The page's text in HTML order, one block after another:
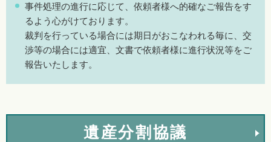
事件処理の進行に応じて、依頼者様へ的確なご報告をす
るよう心がけております。
裁判を行っている場合には期日がおこなわれる毎に、交
渉等の場合には適宜、文書で依頼者様に進行状況等をご
報告いたします。
遺産分割協議